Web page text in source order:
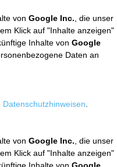
von Google Inc. , die unser
Klick auf "Inhalte anzeigen"
Inhalte von Google
Daten an
Datenschutzhinweisen
von Google Inc. , die unser
Klick auf "Inhalte anzeigen"